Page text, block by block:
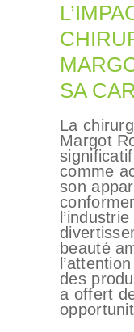
SA
La
Margot
comme
son
beauté
des
a offert